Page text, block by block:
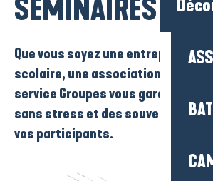
SÉMINAIRES
Que vous soyez une entreprise, un
scolaire, une association ou un
service Groupes vous garantit une
sans stress et des souvenirs
vos participants.